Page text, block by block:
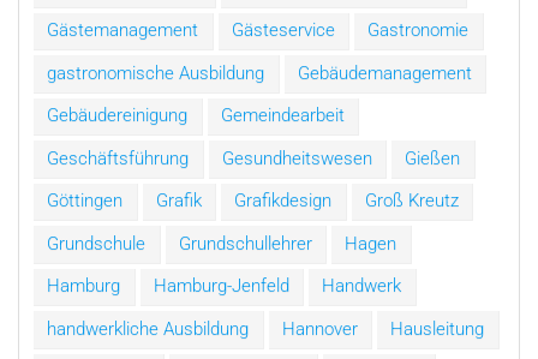
Gästemanagement
Gästeservice
Gastronomie
gastronomische Ausbildung
Gebäudemanagement
Gebäudereinigung
Gemeindearbeit
Geschäftsführung
Gesundheitswesen
Gießen
Göttingen
Grafik Grafikdesign
Groß Kreutz
Grundschule
Grundschullehrer
Hagen
Hamburg
Hamburg-Jenfeld
Handwerk
handwerkliche Ausbildung
Hannover
Hausleitung